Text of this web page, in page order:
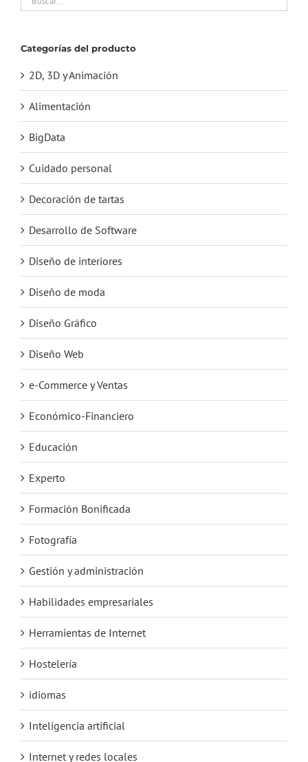
Categorías del producto
2D, 3D y Animación
Alimentación
BigData
Cuidado personal
Decoración de tartas
Desarrollo de Software
Diseño de interiores
Diseño de moda
Diseño Gráfico
Diseño Web
e-Commerce y Ventas
Económico-Financiero
Educación
Experto
Formación Bonificada
Fotografía
Gestión y administración
Habilidades empresariales
Herramientas de Internet
Hostelería
idiomas
Inteligencia artificial
Internet y redes locales